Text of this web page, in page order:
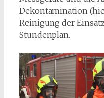
Dekontamination
Reinigung der
Stundenplan.